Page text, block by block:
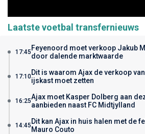
Laatste voetbal transfernieuws
17:45 Feyenoord moet verkoop Jakub
door dalende marktwaarde
17:10Dit is waarom Ajax de verkoop
ijskast moet zetten
16:25Ajax moet Kasper Dolberg aan
aanbieden naast FC Midtjylland
14:45 Dit kan Ajax in huis halen met de
Mauro Couto